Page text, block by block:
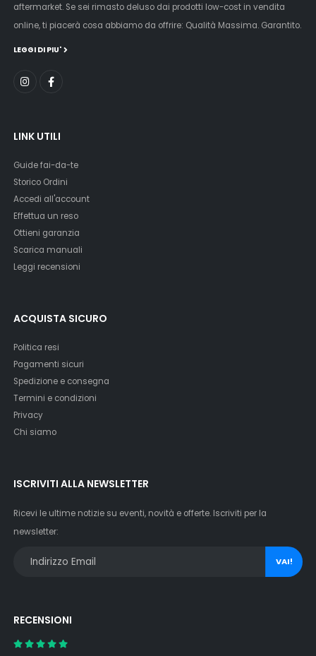
aftermarket. Se sei rimasto deluso dai prodotti low-cost in vendita
online, ti piacerà cosa abbiamo da offrire: Qualità Massima. Garantito.
LEGGI DI PIU'
LINK UTILI
Guide fai-da-te
Storico Ordini
Accedi all'account
Effettua un reso
Ottieni garanzia
Scarica manuali
Leggi recensioni
ACQUISTA SICURO
Politica resi
Pagamenti sicuri
Spedizione e consegna
Termini e condizioni
Privacy
Chi siamo
ISCRIVITI ALLA NEWSLETTER
Ricevi le ultime notizie su eventi, novità e offerte. Iscriviti per la
newsletter:
VAI!
RECENSIONI